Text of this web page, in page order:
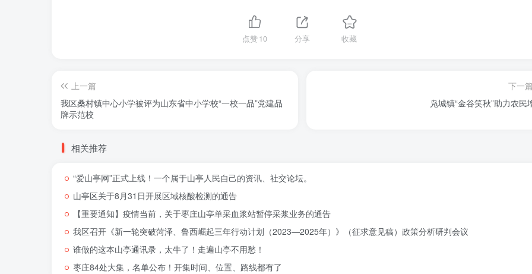
点赞10 分享 收藏
上一篇
我区桑村镇中心小学被评为山东省中小学校“一校一品”党建品
牌示范校
下一
凫城镇“金谷笑秋”助力农民
相关推荐
“爱山亭网”正式上线！一个属于山亭人民自己的资讯、社交论坛。
山亭区关于8月31日开展区域核酸检测的通告
【重要通知】疫情当前，关于枣庄山亭单采血浆站暂停采浆业务的通告
我区召开《新一轮突破菏泽、鲁西崛起三年行动计划（2023—2025年）》（征求意见稿）政策分析研判会议
谁做的这本山亭通讯录，太牛了！走遍山亭不用愁！
枣庄84处大集，名单公布！开集时间、位置、路线都有了